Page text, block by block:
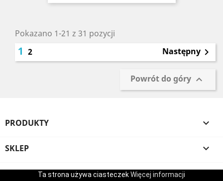
Pokazano 1-21 z 31 pozycji
1 2 Następny 
Powrót do góry 
PRODUKTY 
SKLEP 
TWOJE KONTOTa strona używa ciasteczekWięcej informacji